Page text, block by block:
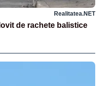
Realitatea.NET
de rachete balistice